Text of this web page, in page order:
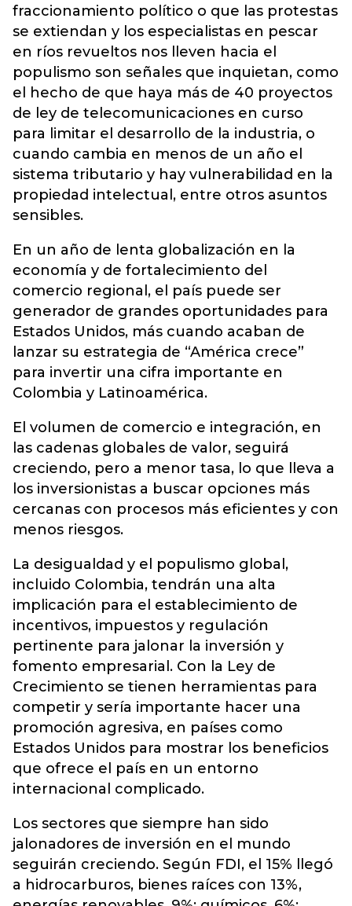
fraccionamiento político o que las protestas
se extiendan y los especialistas en pescar
en ríos revueltos nos lleven hacia el
populismo son señales que inquietan, como
el hecho de que haya más de 40 proyectos
de ley de telecomunicaciones en curso
para limitar el desarrollo de la industria, o
cuando cambia en menos de un año el
sistema tributario y hay vulnerabilidad en la
propiedad intelectual, entre otros asuntos
sensibles.
En un año de lenta globalización en la
economía y de fortalecimiento del
comercio regional, el país puede ser
generador de grandes oportunidades para
Estados Unidos, más cuando acaban de
lanzar su estrategia de “América crece”
para invertir una cifra importante en
Colombia y Latinoamérica.
El volumen de comercio e integración, en
las cadenas globales de valor, seguirá
creciendo, pero a menor tasa, lo que lleva a
los inversionistas a buscar opciones más
cercanas con procesos más eficientes y con
menos riesgos.
La desigualdad y el populismo global,
incluido Colombia, tendrán una alta
implicación para el establecimiento de
incentivos, impuestos y regulación
pertinente para jalonar la inversión y
fomento empresarial. Con la Ley de
Crecimiento se tienen herramientas para
competir y sería importante hacer una
promoción agresiva, en países como
Estados Unidos para mostrar los beneficios
que ofrece el país en un entorno
internacional complicado.
Los sectores que siempre han sido
jalonadores de inversión en el mundo
seguirán creciendo. Según FDI, el 15% llegó
a hidrocarburos, bienes raíces con 13%,